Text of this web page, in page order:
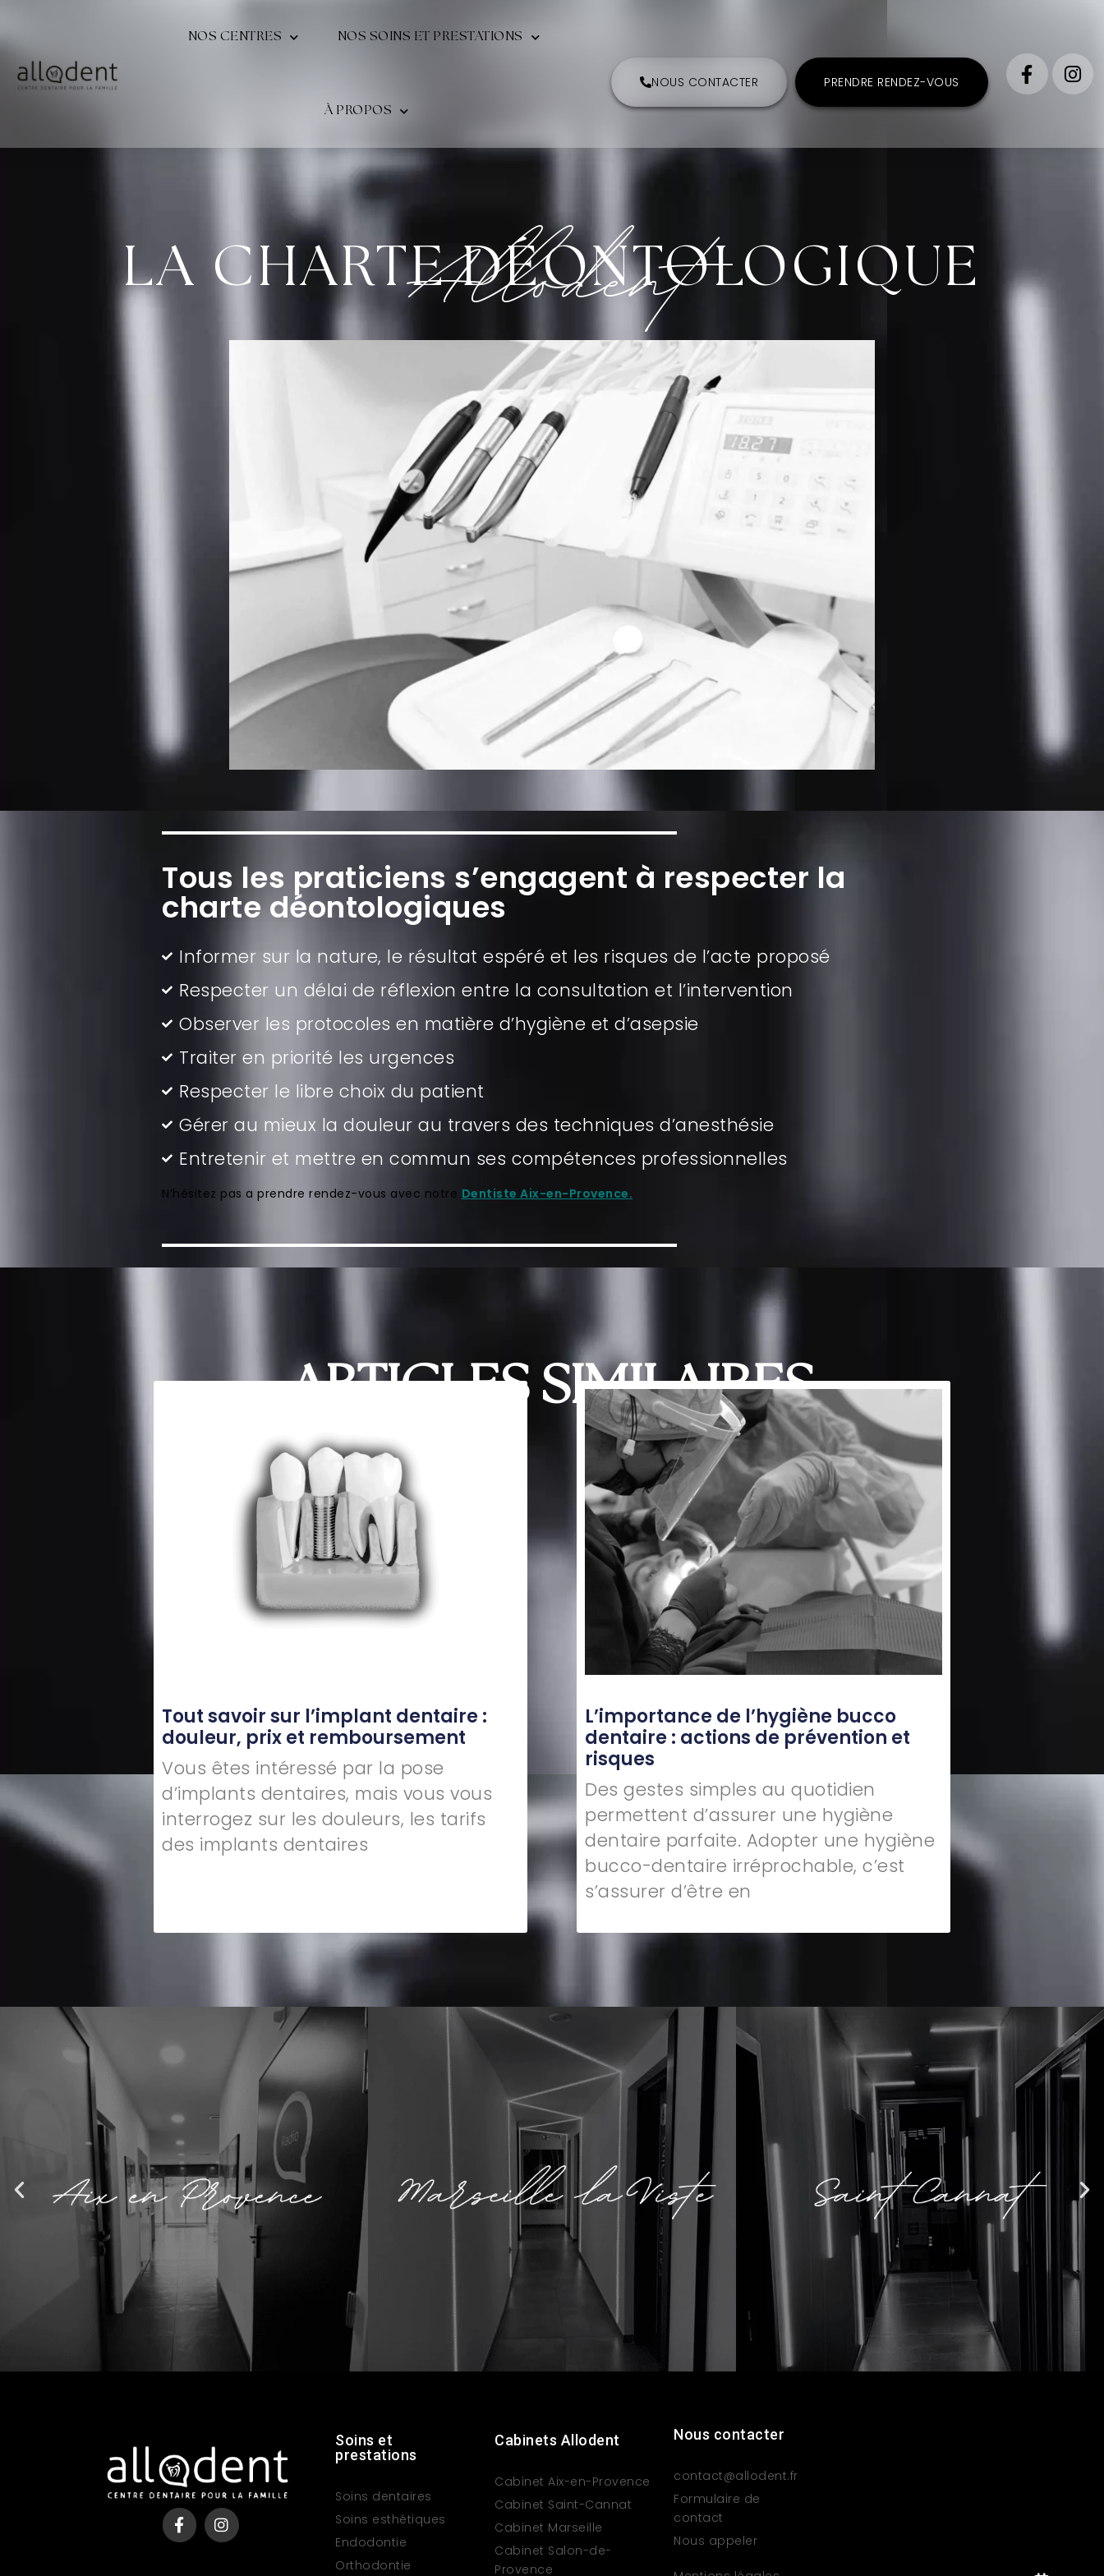
NOS CENTRES NOS SOINS ET PRESTATIONS
À PROPOS
NOUS CONTACTER PRENDRE RENDEZ-VOUS
LA CHARTE DÉONTOLOGIQUE
Allodent
Tous les praticiens s’engagent à respecter la
charte déontologiques
Informer sur la nature, le résultat espéré et les risques de l’acte proposé
Respecter un délai de réflexion entre la consultation et l’intervention
Observer les protocoles en matière d’hygiène et d’asepsie
Traiter en priorité les urgences
Respecter le libre choix du patient
Gérer au mieux la douleur au travers des techniques d’anesthésie
Entretenir et mettre en commun ses compétences professionnelles
N’hésitez pas a prendre rendez-vous avec notre Dentiste Aix-en-Provence.
ARTICLES SIMILAIRES
Tout savoir sur l’implant dentaire :
douleur, prix et remboursement
Vous êtes intéressé par la pose
d’implants dentaires, mais vous vous
interrogez sur les douleurs, les tarifs
des implants dentaires
L’importance de l’hygiène bucco
dentaire : actions de prévention et
risques
Des gestes simples au quotidien
permettent d’assurer une hygiène
dentaire parfaite. Adopter une hygiène
bucco-dentaire irréprochable, c’est
s’assurer d’être en
Soins et
prestations
Soins dentaires
Soins esthétiques
Endodontie
Orthodontie
Cabinets Allodent
Cabinet Aix-en-Provence
Cabinet Saint-Cannat
Cabinet Marseille
Cabinet Salon-de-
Provence
Nous contacter
contact@allodent.fr
Formulaire de
contact
Nous appeler